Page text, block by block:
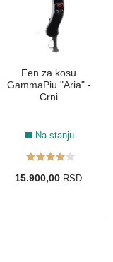
Fen za kosu
GammaPiu "Aria" -
Crni
Na stanju
15.900,00 RSD